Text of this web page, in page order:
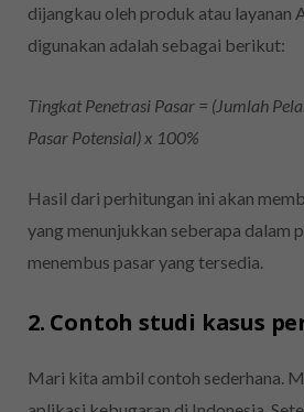
dijangkau oleh produk atau layanan
digunakan adalah sebagai berikut:
Tingkat Penetrasi Pasar = (Jumlah
Pasar Potensial) x 100%
Hasil dari perhitungan ini akan
yang menunjukkan seberapa dalam
menembus pasar yang tersedia.
2. Contoh studi kasus
Mari kita ambil contoh sederhana.